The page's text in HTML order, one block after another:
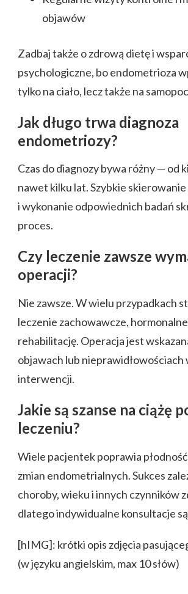
objawów
Zadbaj także o zdrową dietę i
psychologiczne, bo endometrioza
tylko na ciało, lecz także na
Jak długo trwa diagnoza
endometriozy?
Czas do diagnozy bywa różny — od
nawet kilku lat. Szybkie
i wykonanie odpowiednich badań
proces.
Czy leczenie zawsze
operacji?
Nie zawsze. W wielu przypadkach
leczenie zachowawcze,
rehabilitację. Operacja jest
objawach lub nieprawidłowościach
interwencji.
Jakie są szanse na ciążę
leczeniu?
Wiele pacjentek poprawia
zmian endometrialnych. Sukces
choroby, wieku i innych czynników
dlatego indywidualne konsultacje
[hIMG]: krótki opis zdjęcia
(w języku angielskim, max 10 słów)